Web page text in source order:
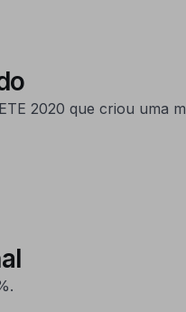
2020 que criou uma